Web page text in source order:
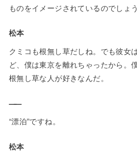
ものをイメージされているのでしょう
松本
クミコも根無し草だしね。でも彼女
ど、僕は東京を離れちゃったから。
根無し草な人が好きなんだ。
——
“漂泊”ですね。
松本